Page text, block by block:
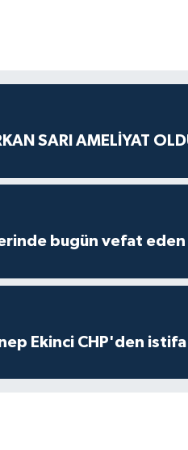
SARI AMELİYAT
bugün vefat eden
Ekinci CHP'den